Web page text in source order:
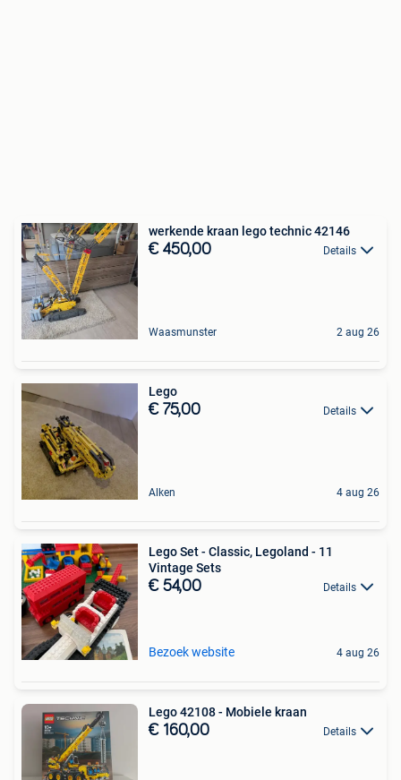
werkende kraan lego technic 42146
€ 450,00 Details
Waasmunster 2 aug 26
Lego
€ 75,00 Details
Alken 4 aug 26
Lego Set - Classic, Legoland - 11
Vintage Sets
€ 54,00 Details
Bezoek website 4 aug 26
Lego 42108 - Mobiele kraan
€ 160,00 Details